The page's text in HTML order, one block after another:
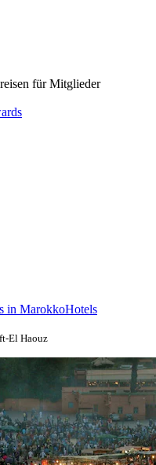
für Mitglieder
in MarokkoHotels
El Haouz